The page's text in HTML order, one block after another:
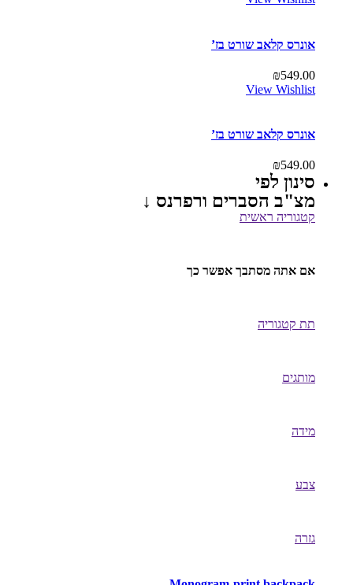
אונרס קלאב שורט בז’
₪549.00
View Wishlist
אונרס קלאב שורט בז’
₪549.00
סינון לפי
מצ"ב הסברים ורפרנס ↓
קטגוריה ראשית
אם אתה מסתבך אפשר כך
תת קטגוריה
מותגים
מידה
צבע
גזרה